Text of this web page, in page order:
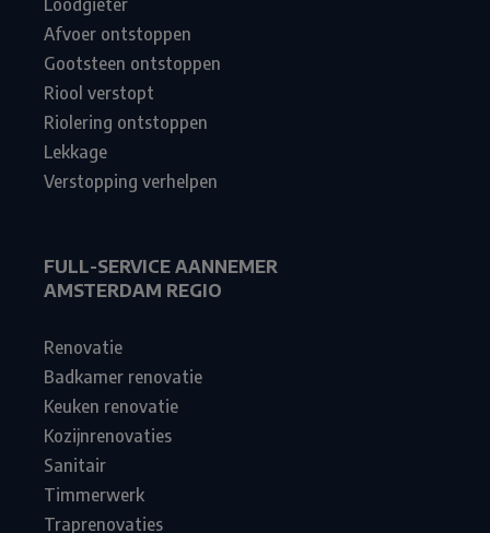
Afvoer ontstoppen
Gootsteen ontstoppen
Riool verstopt
Riolering ontstoppen
Lekkage
Verstopping verhelpen
FULL-SERVICE AANNEMER
AMSTERDAM REGIO
Renovatie
Badkamer renovatie
Keuken renovatie
Kozijnrenovaties
Sanitair
Timmerwerk
Traprenovaties